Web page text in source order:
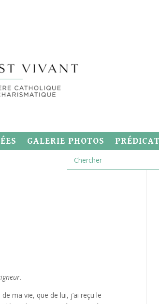
GALERIE PHOTOS
ma vie, que de lui, j’ai reçu le